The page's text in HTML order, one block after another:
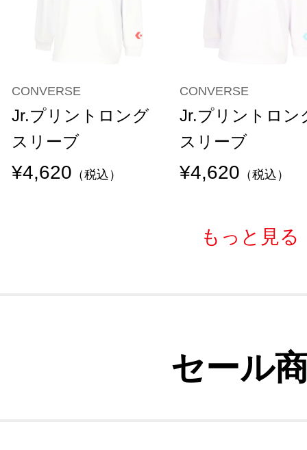
CONVERSE
Jr.プリントロング
スリーブ
¥4,620 （税込）
CONVERSE
Jr.プリントロン
スリーブ
¥4,620 （税込）
もっと見る
セール